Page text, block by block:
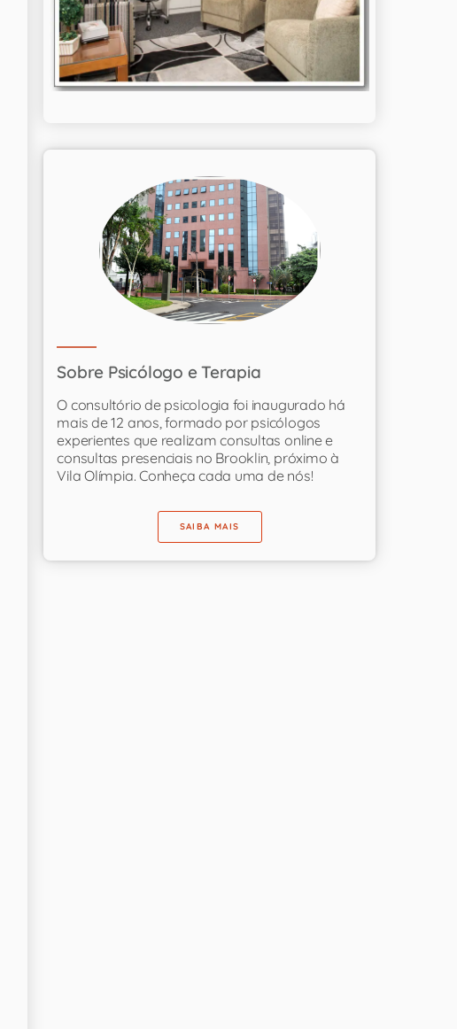
Sobre Psicólogo e Terapia
O consultório de psicologia foi inaugurado há
mais de 12 anos, formado por psicólogos
experientes que realizam consultas online e
consultas presenciais no Brooklin, próximo à
Vila Olímpia. Conheça cada uma de nós!
SAIBA MAIS